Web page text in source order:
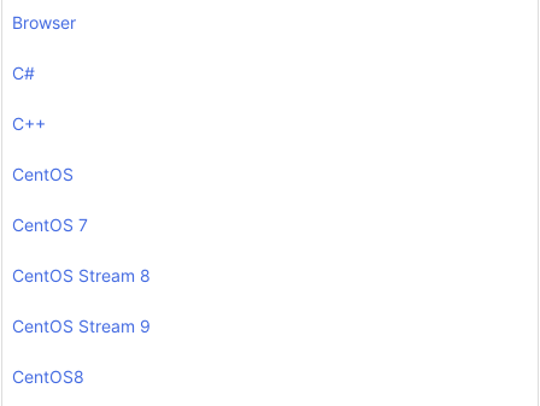
Browser
C#
C++
CentOS
CentOS 7
CentOS Stream 8
CentOS Stream 9
CentOS8